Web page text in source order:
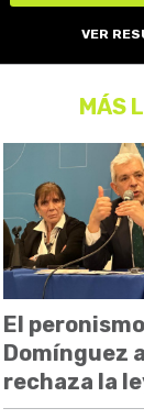
VER
MÁS
El
Domínguez
rechaza la